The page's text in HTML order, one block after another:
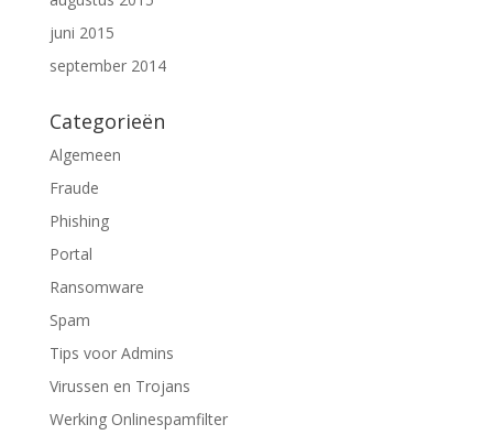
juni 2015
september 2014
Categorieën
Algemeen
Fraude
Phishing
Portal
Ransomware
Spam
Tips voor Admins
Virussen en Trojans
Werking Onlinespamfilter